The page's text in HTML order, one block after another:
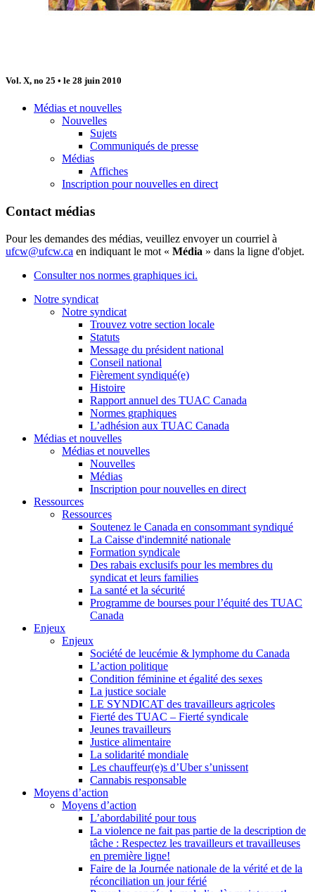
Vol. X, no 25 • le 28 juin 2010
Médias et nouvelles
Nouvelles
Sujets
Communiqués de presse
Médias
Affiches
Inscription pour nouvelles en direct
Contact médias
Pour les demandes des médias, veuillez envoyer un courriel à
ufcw@ufcw.ca en indiquant le mot « Média » dans la ligne d'objet.
Consulter nos normes graphiques ici.
Notre syndicat
Notre syndicat
Trouvez votre section locale
Statuts
Message du président national
Conseil national
Fièrement syndiqué(e)
Histoire
Rapport annuel des TUAC Canada
Normes graphiques
L’adhésion aux TUAC Canada
Médias et nouvelles
Médias et nouvelles
Nouvelles
Médias
Inscription pour nouvelles en direct
Ressources
Ressources
Soutenez le Canada en consommant syndiqué
La Caisse d'indemnité nationale
Formation syndicale
Des rabais exclusifs pour les membres du
syndicat et leurs families
La santé et la sécurité
Programme de bourses pour l’équité des TUAC
Canada
Enjeux
Enjeux
Société de leucémie & lymphome du Canada
L’action politique
Condition féminine et égalité des sexes
La justice sociale
LE SYNDICAT des travailleurs agricoles
Fierté des TUAC – Fierté syndicale
Jeunes travailleurs
Justice alimentaire
La solidarité mondiale
Les chauffeur(e)s d’Uber s’unissent
Cannabis responsable
Moyens d’action
Moyens d’action
L’abordabilité pour tous
La violence ne fait pas partie de la description de
tâche : Respectez les travailleurs et travailleuses
en première ligne!
Faire de la Journée nationale de la vérité et de la
réconciliation un jour férié